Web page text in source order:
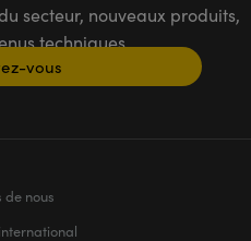
secteur, nouveaux produits,
techniques
vous
de nous